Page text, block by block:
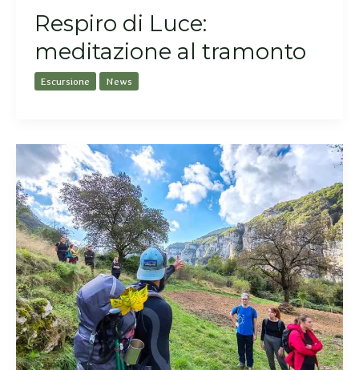
Respiro di Luce:
meditazione al tramonto
Escursione News